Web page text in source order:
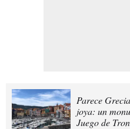
Parece
joya: un
Juego de